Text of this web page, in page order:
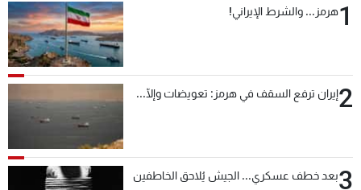
1هرمز... والشرط الإيراني!
2إيران ترفع السقف في هرمز: تعويضات وإلّا...
3بعد خطف عسكري... الجيش يُلاحق الخاطفين